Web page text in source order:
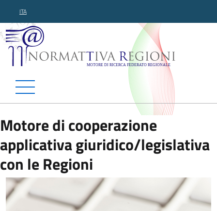
ITA
Normattiva Regioni -
Motore di cooperazione
applicativa giuridico/legislativa
con le Regioni